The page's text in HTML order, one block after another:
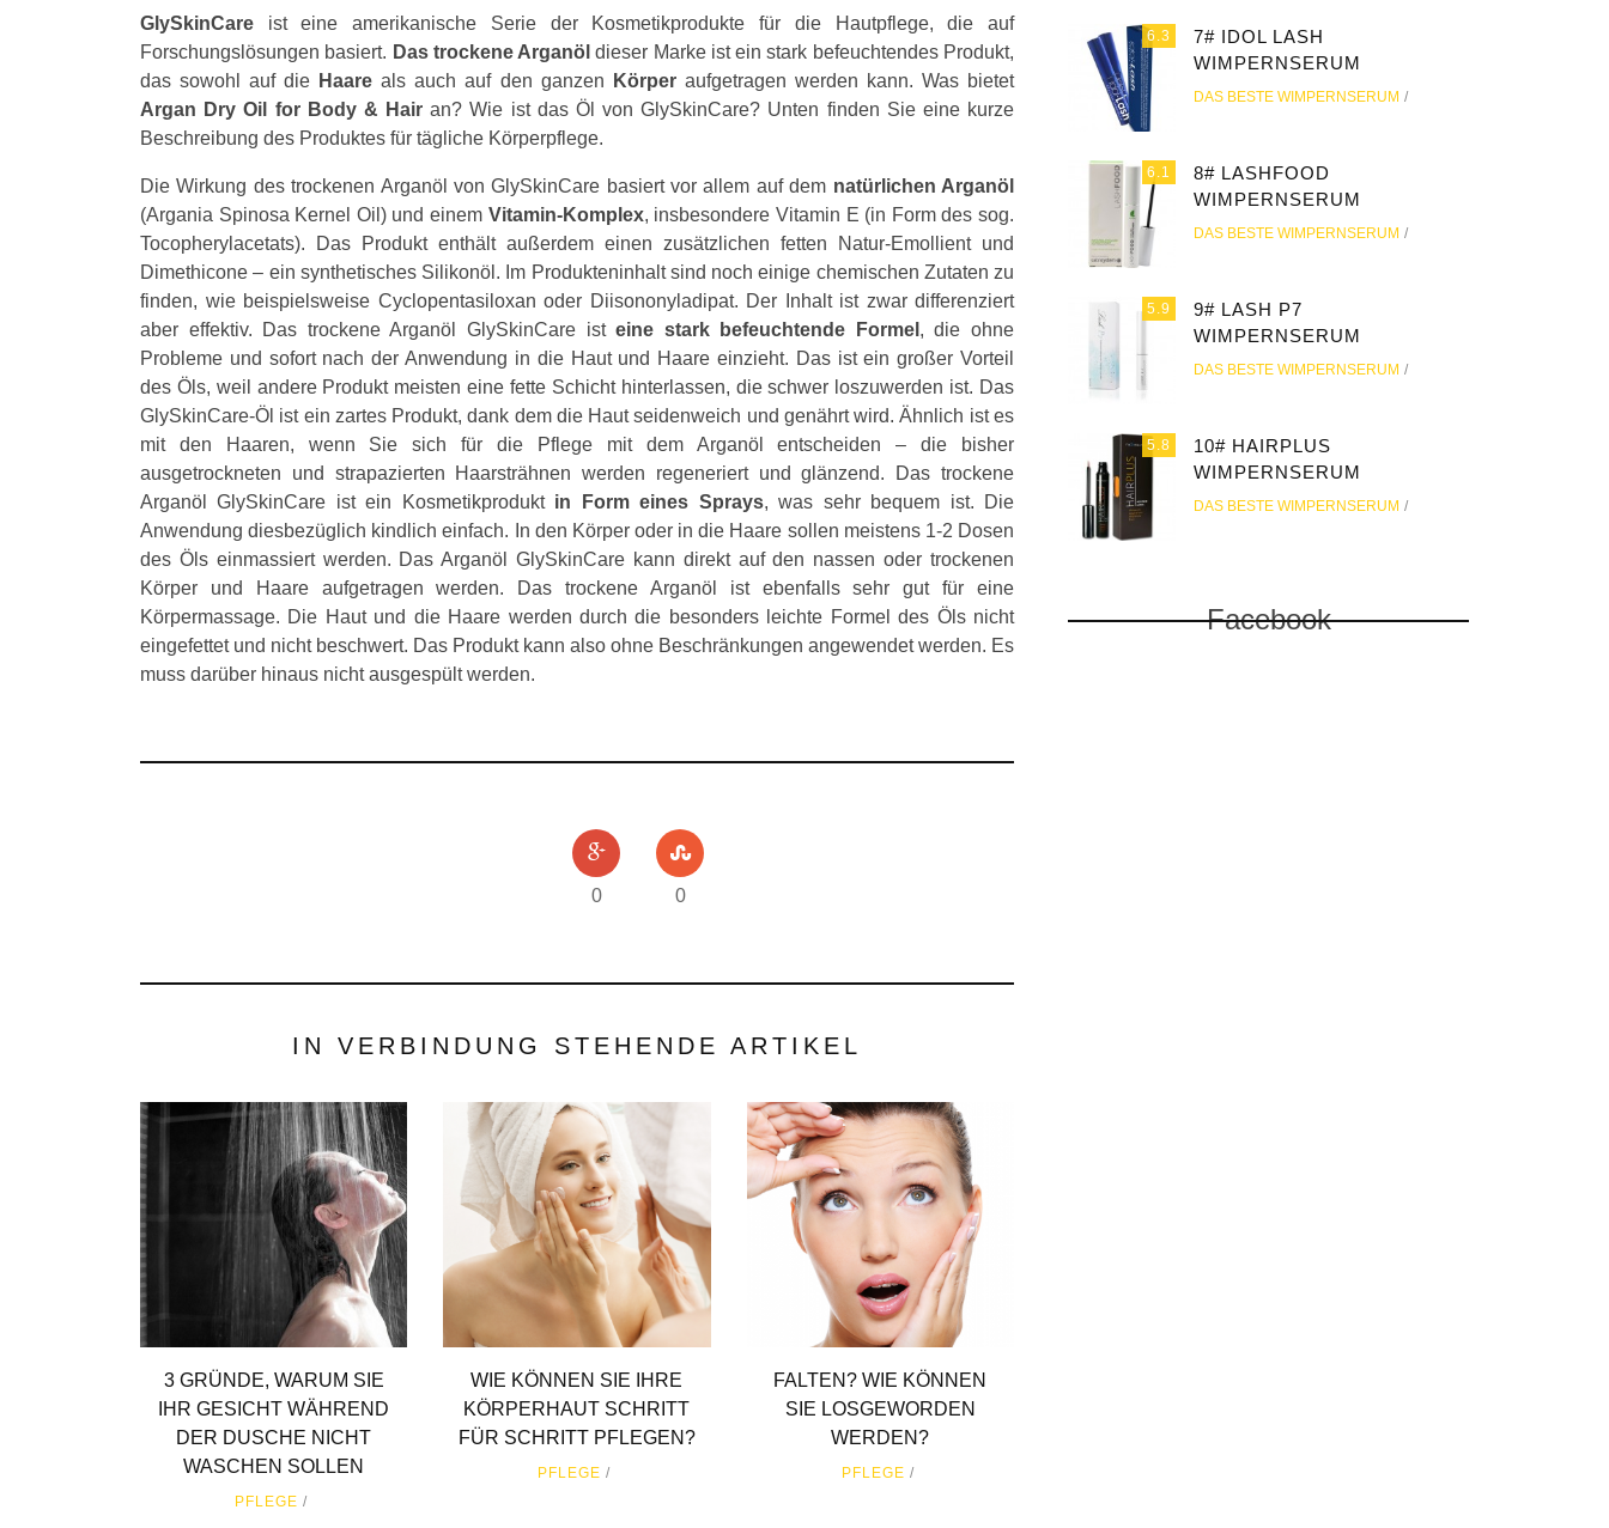
GlySkinCare ist eine amerikanische Serie der Kosmetikprodukte für die Hautpflege, die auf
Forschungslösungen basiert. Das trockene Arganöl dieser Marke ist ein stark befeuchtendes Produkt,
das sowohl auf die Haare als auch auf den ganzen Körperaufgetragen werden kann. Was bietet
Argan Dry Oil for Body & Hair an? Wie ist das Öl von GlySkinCare? Unten finden Sie eine kurze
Beschreibung des Produktes für tägliche Körperpflege.
Die Wirkung des trockenen Arganöl von GlySkinCare basiert vor allem auf dem natürlichen Arganöl
(Argania Spinosa Kernel Oil) und einem Vitamin-Komplex, insbesondere Vitamin E (in Form des sog.
Tocopherylacetats). Das Produkt enthält außerdem einen zusätzlichen fetten Natur-Emollient und
Dimethicone – ein synthetisches Silikonöl. Im Produkteninhalt sind noch einige chemischen Zutaten zu
finden, wie beispielsweise Cyclopentasiloxan oder Diisononyladipat. Der Inhalt ist zwar differenziert
aber effektiv. Das trockene Arganöl GlySkinCare isteine stark befeuchtende Formel , die ohne
Probleme und sofort nach der Anwendung in die Haut und Haare einzieht. Das ist ein großer Vorteil
des Öls, weil andere Produkt meisten eine fette Schicht hinterlassen, die schwer loszuwerden ist. Das
GlySkinCare-Öl ist ein zartes Produkt, dank dem die Haut seidenweich und genährt wird. Ähnlich ist es
mit den Haaren, wenn Sie sich für die Pflege mit dem Arganöl entscheiden – die bisher
ausgetrockneten und strapazierten Haarsträhnen werden regeneriert und glänzend. Das trockene
Arganöl GlySkinCare ist ein Kosmetikprodukt in Form eines Sprays, was sehr bequem ist. Die
Anwendung diesbezüglich kindlich einfach. In den Körper oder in die Haare sollen meistens 1-2 Dosen
des Öls einmassiert werden. Das Arganöl GlySkinCare kann direkt auf den nassen oder trockenen
Körper und Haare aufgetragen werden. Das trockene Arganöl ist ebenfalls sehr gut für eine
Körpermassage. Die Haut und die Haare werden durch die besonders leichte Formel des Öls nicht
eingefettet und nicht beschwert. Das Produkt kann also ohne Beschränkungen angewendet werden. Es
muss darüber hinaus nicht ausgespült werden.
0 0
IN VERBINDUNG STEHENDE ARTIKEL
3 GRÜNDE, WARUM SIE
IHR GESICHT WÄHREND
DER DUSCHE NICHT
WASCHEN SOLLEN
PFLEGE
WIE KÖNNEN SIE IHRE
KÖRPERHAUT SCHRITT
FÜR SCHRITT PFLEGEN?
PFLEGE
FALTEN? WIE KÖNNEN
SIE LOSGEWORDEN
WERDEN?
PFLEGE
6.3
7# IDOL LASH
WIMPERNSERUM
DAS BESTE WIMPERNSERUM
6.1
8# LASHFOOD
WIMPERNSERUM
DAS BESTE WIMPERNSERUM
5.9
9# LASH P7
WIMPERNSERUM
DAS BESTE WIMPERNSERUM
5.8
10# HAIRPLUS
WIMPERNSERUM
DAS BESTE WIMPERNSERUM
Facebook